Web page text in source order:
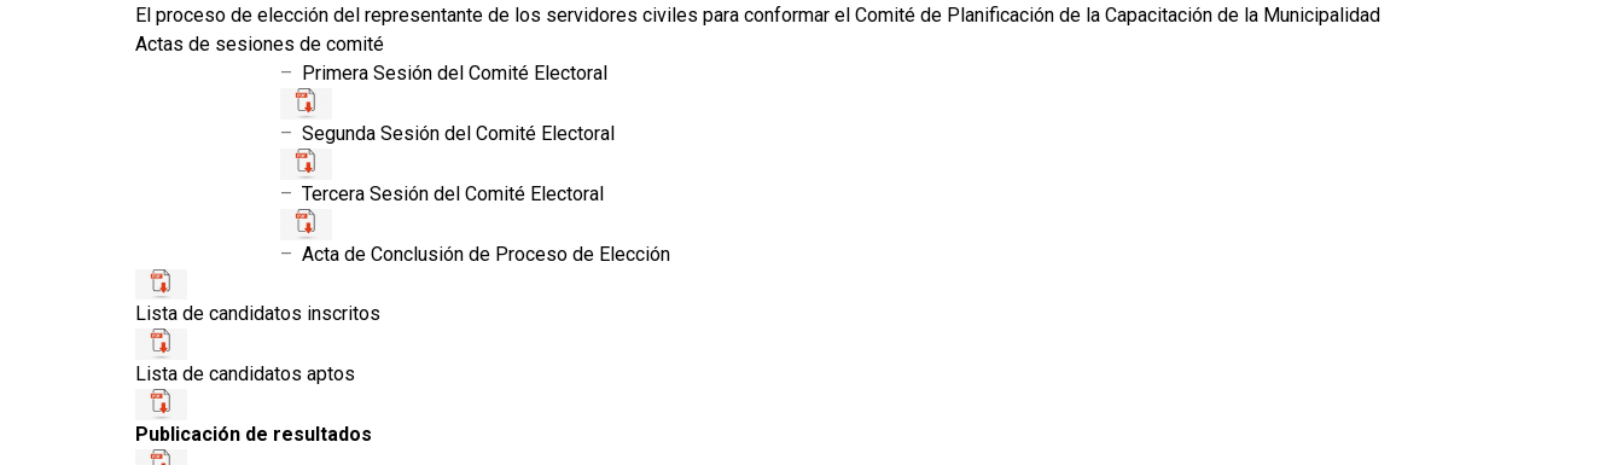
El proceso de elección del representante de los servidores civiles para conformar el Comité de Planificación de la Capacitación de la Municipalidad
Actas de sesiones de comité
– Primera Sesión del Comité Electoral
– Segunda Sesión del Comité Electoral
– Tercera Sesión del Comité Electoral
– Acta de Conclusión de Proceso de Elección
Lista de candidatos inscritos
Lista de candidatos aptos
Publicación de resultados